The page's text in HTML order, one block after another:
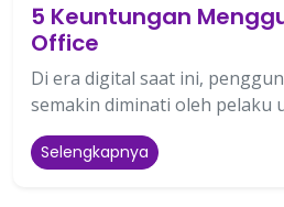
5 Keuntungan
Office
Di era digital saat ini,
semakin diminati oleh pelaku
Selengkapnya